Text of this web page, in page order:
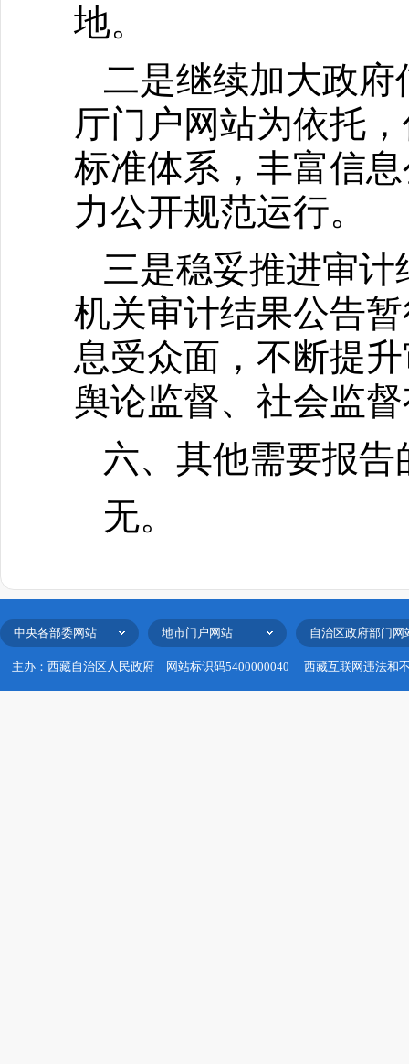
地。
二是继续加大政
厅门户网站为依托
标准体系，丰富信
力公开规范运行。
三是稳妥推进审
机关审计结果公告
息受众面，不断提
舆论监督、社会监
六、其他需要报告
无。
中央各部委网站 地市门户网站 自治区政府部门网
主办：西藏自治区人民政府 网站标识码5400000040 西藏互联网违法和